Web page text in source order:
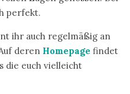
perfekt.
ihr auch regelmäßig an
deren Homepage findet
die euch vielleicht